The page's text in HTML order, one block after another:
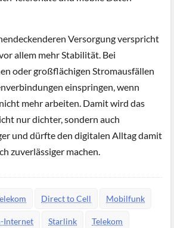
Versorgung verspricht
allem mehr Stabilität. Bei
oder großflächigen Stromausfällen
einspringen, wenn
mehr arbeiten. Damit wird das
nur dichter, sondern auch
und dürfte den digitalen Alltag damit
zuverlässiger machen.
Direct to Cell Mobilfunk
Internet Starlink Telekom